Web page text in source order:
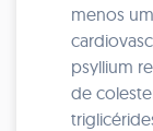
menos
psyllium
de